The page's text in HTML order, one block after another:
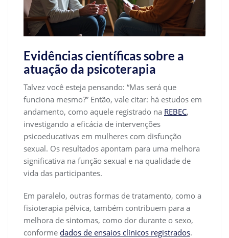
Evidências científicas sobre a
atuação da psicoterapia
Talvez você esteja pensando: “Mas será que
funciona mesmo?” Então, vale citar: há estudos em
andamento, como aquele registrado na REBEC,
investigando a eficácia de intervenções
psicoeducativas em mulheres com disfunção
sexual. Os resultados apontam para uma melhora
significativa na função sexual e na qualidade de
vida das participantes.
Em paralelo, outras formas de tratamento, como a
fisioterapia pélvica, também contribuem para a
melhora de sintomas, como dor durante o sexo,
conforme dados de ensaios clínicos registrados.